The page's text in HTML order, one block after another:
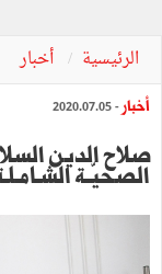
الرئيسية أخبار
أخبار - 2020.07.05
صلاح الدين
الصحيّــة